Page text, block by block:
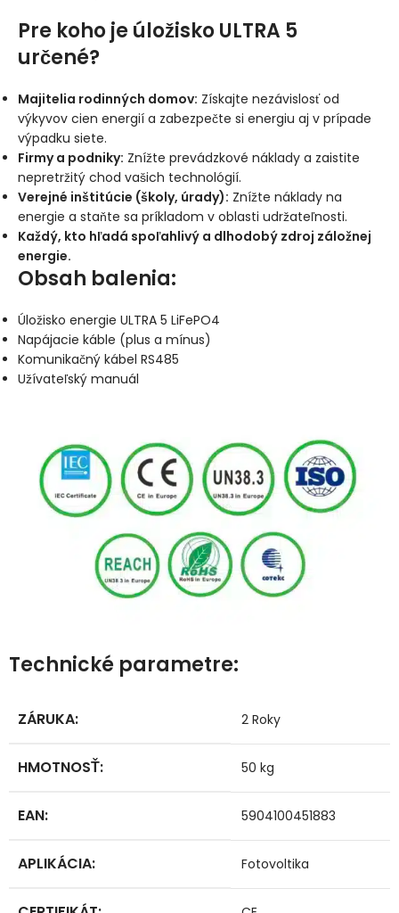
Pre koho je úložisko ULTRA 5
určené?
Majitelia rodinných domov: Získajte nezávislosť od
výkyvov cien energií a zabezpečte si energiu aj v prípade
výpadku siete.
Firmy a podniky: Znížte prevádzkové náklady a zaistite
nepretržitý chod vašich technológií.
Verejné inštitúcie (školy, úrady): Znížte náklady na
energie a staňte sa príkladom v oblasti udržateľnosti.
Každý, kto hľadá spoľahlivý a dlhodobý zdroj záložnej
energie.
Obsah balenia:
Úložisko energie ULTRA 5 LiFePO4
Napájacie káble (plus a mínus)
Komunikačný kábel RS485
Užívateľský manuál
Technické parametre:
ZÁRUKA: 2 Roky
HMOTNOSŤ: 50 kg
EAN: 5904100451883
APLIKÁCIA: Fotovoltika